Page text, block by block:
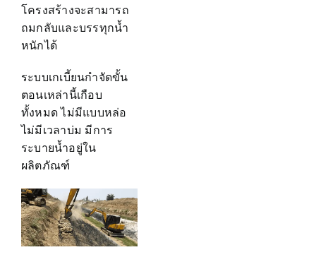
โครงสร้างจะสามารถ
ถมกลับและบรรทุกน้ำ
หนักได้
ระบบเกเบี้ยนกำจัดขั้น
ตอนเหล่านี้เกือบ
ทั้งหมด ไม่มีแบบหล่อ
ไม่มีเวลาบ่ม มีการ
ระบายน้ำอยู่ใน
ผลิตภัณฑ์